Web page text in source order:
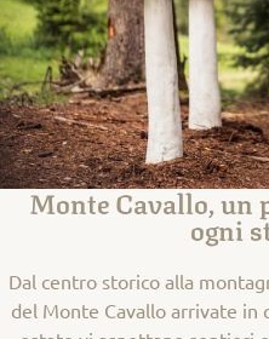
Monte Cavallo, un
ogni
Dal centro storico alla
del Monte Cavallo arrivate in